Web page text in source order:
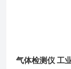
气体检测仪 工